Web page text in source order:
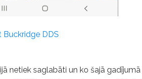
Buckridge DDS
netiek saglabāti un ko šajā gadījumā